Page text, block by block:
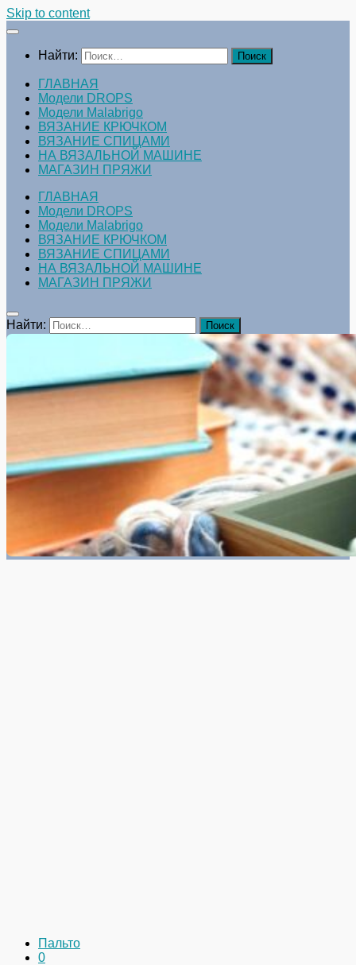
Skip to content
Найти:
ГЛАВНАЯ
Модели DROPS
Модели Malabrigo
ВЯЗАНИЕ КРЮЧКОМ
ВЯЗАНИЕ СПИЦАМИ
НА ВЯЗАЛЬНОЙ МАШИНЕ
МАГАЗИН ПРЯЖИ
ГЛАВНАЯ
Модели DROPS
Модели Malabrigo
ВЯЗАНИЕ КРЮЧКОМ
ВЯЗАНИЕ СПИЦАМИ
НА ВЯЗАЛЬНОЙ МАШИНЕ
МАГАЗИН ПРЯЖИ
Найти:
Пальто
0